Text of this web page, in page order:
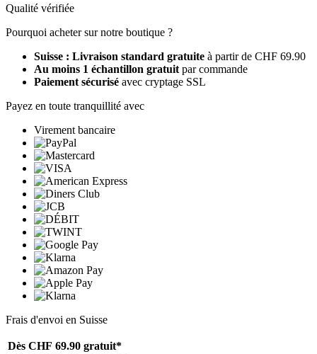
Qualité vérifiée
Pourquoi acheter sur notre boutique ?
Suisse : Livraison standard gratuite à partir de CHF 69.90
Au moins 1 échantillon gratuit par commande
Paiement sécurisé avec cryptage SSL
Payez en toute tranquillité avec
Virement bancaire
Frais d'envoi en Suisse
Dès CHF 69.90 gratuit*